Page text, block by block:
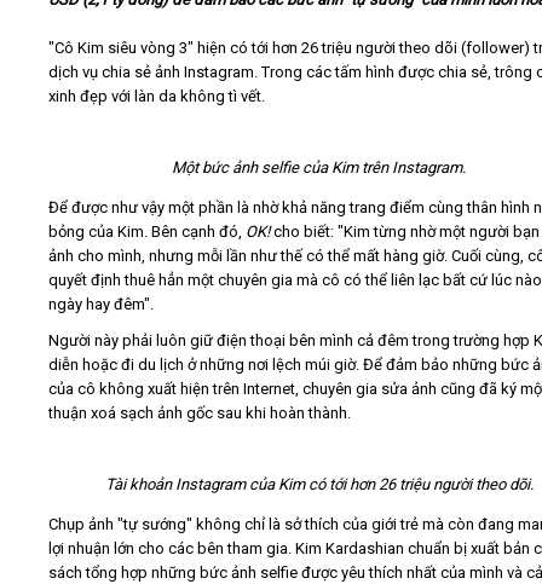
Liên hệ - Đăng ký
Tìm kiếm
"Cô Kim siêu vòng 3" hiện có tới hơn 26 triệu người theo dõi (follower)
dịch vụ chia sẻ ảnh Instagram. Trong các tấm hình được chia sẻ, trông
xinh đẹp với làn da không tì vết.
Một bức ảnh selfie của Kim trên Instagram.
Để được như vậy một phần là nhờ khả năng trang điểm cùng thân hình
bỏng của Kim. Bên cạnh đó, OK!cho biết: "Kim từng nhờ một người
ảnh cho mình, nhưng mỗi lần như thế có thể mất hàng giờ. Cuối cùng,
quyết định thuê hẳn một chuyên gia mà cô có thể liên lạc bất cứ lúc
ngày hay đêm".
Người này phải luôn giữ điện thoại bên mình cả đêm trong trường hợp
diễn hoặc đi du lịch ở những nơi lệch múi giờ. Để đảm bảo những bức
của cô không xuất hiện trên Internet, chuyên gia sửa ảnh cũng đã ký
thuận xoá sạch ảnh gốc sau khi hoàn thành.
Tài khoản Instagram của Kim có tới hơn 26 triệu người theo dõi.
Chụp ảnh "tự sướng" không chỉ là sở thích của giới trẻ mà còn đang
lợi nhuận lớn cho các bên tham gia. Kim Kardashian chuẩn bị xuất bản
sách tổng hợp những bức ảnh selfie được yêu thích nhất của mình và cả